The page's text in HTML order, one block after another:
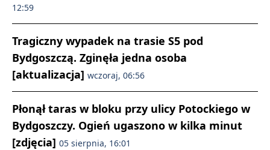
12:59
Tragiczny wypadek na trasie S5 pod
Bydgoszczą. Zginęła jedna osoba
[aktualizacja] wczoraj, 06:56
Płonął taras w bloku przy ulicy Potockiego w
Bydgoszczy. Ogień ugaszono w kilka minut
[zdjęcia] 05 sierpnia, 16:01